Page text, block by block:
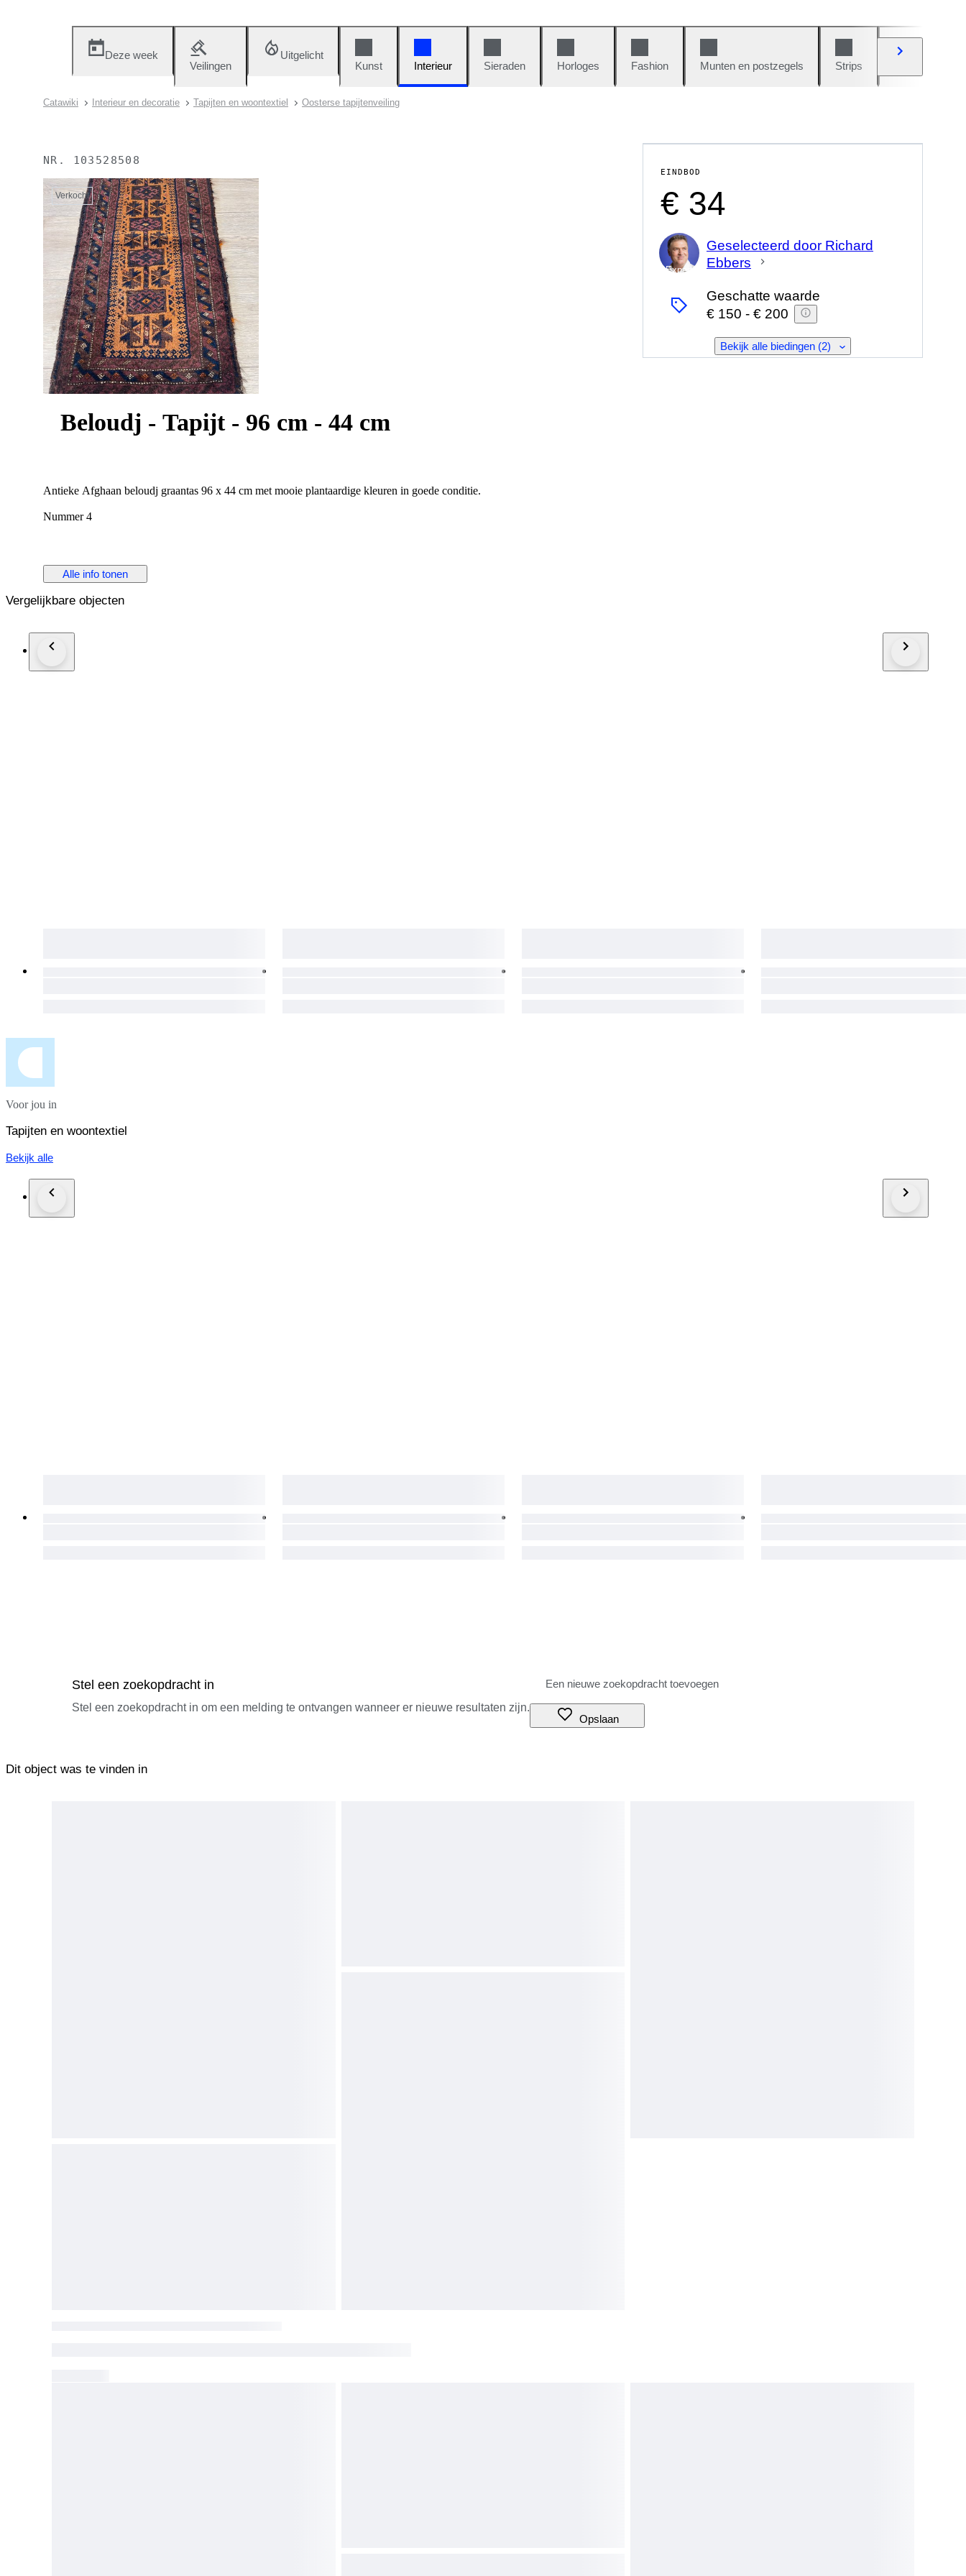
Deze week
Veilingen
Uitgelicht
Kunst
Interieur Sieraden Horloges Fashion Munten en postzegels Strips
Catawiki Interieur en decoratie Tapijten en woontextiel Oosterse tapijtenveiling
NR. 103528508
Verkocht
Beloudj - Tapijt - 96 cm - 44 cm
Antieke Afghaan beloudj graantas 96 x 44 cm met mooie plantaardige kleuren in goede conditie.
Nummer 4
Alle info tonen
EINDBOD
€ 34
Expert
Geselecteerd door Richard
Ebbers
Geschatte waarde
€ 150 - € 200
Bekijk alle biedingen (2)
Vergelijkbare objecten
Voor jou in
Tapijten en woontextiel
Bekijk alle
Stel een zoekopdracht in
Stel een zoekopdracht in om een melding te ontvangen wanneer er nieuwe resultaten zijn.
Opslaan
Dit object was te vinden in